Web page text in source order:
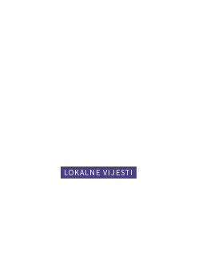
LOKALNE VIJESTI